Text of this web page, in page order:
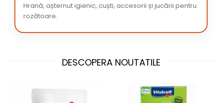
Hrană, așternut igienic, cuști, accesorii și jucării pentru
rozătoare.
DESCOPERA NOUTATILE